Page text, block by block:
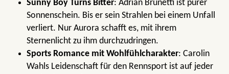
Sunny Boy Turns Bitter: Adrian Brunetti ist purer
Sonnenschein. Bis er sein Strahlen bei einem Unfall
verliert. Nur Aurora schafft es, mit ihrem
Sternenlicht zu ihm durchzudringen.
Sports Romance mit Wohlfühlcharakter: Carolin
Wahls Leidenschaft für den Rennsport ist auf jeder